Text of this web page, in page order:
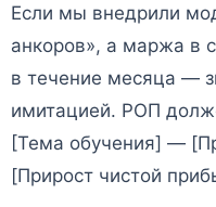
Если мы внедрили
анкоров», а маржа в
в течение месяца —
имитацией. РОП
[Тема обучения] —
[Прирост чистой